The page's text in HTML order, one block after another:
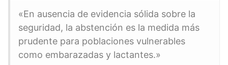
«En ausencia de evidencia sólida sobre la
seguridad, la abstención es la medida más
prudente para poblaciones vulnerables
como embarazadas y lactantes.»